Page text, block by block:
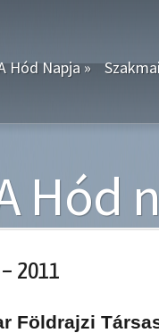
Hód Napja»
Hód
2011
Földrajzi